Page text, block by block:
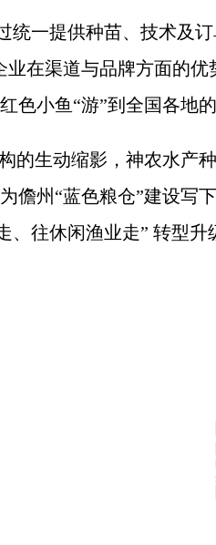
一提供种苗、技术及订
在渠道与品牌方面的优
色小鱼“游”到全国各地的
生动缩影，神农水产
儋州“蓝色粮仓”建设写下
、往休闲渔业走” 转型升